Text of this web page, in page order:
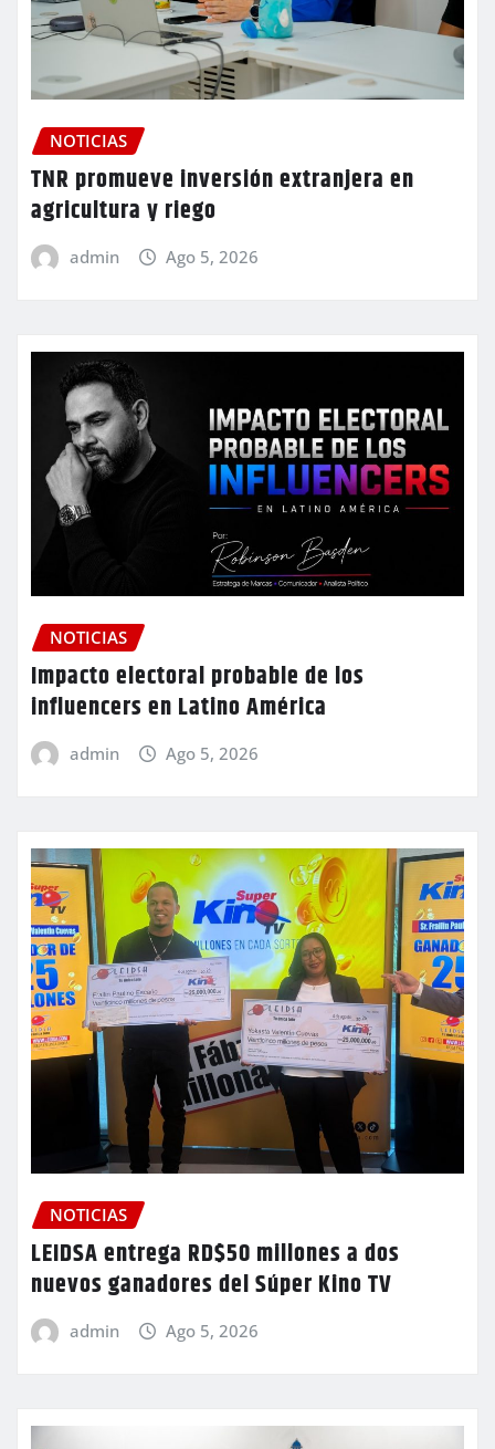
NOTICIAS
TNR promueve inversión extranjera en
agricultura y riego
admin Ago 5, 2026
NOTICIAS
Impacto electoral probable de los
influencers en Latino América
admin Ago 5, 2026
NOTICIAS
LEIDSA entrega RD$50 millones a dos
nuevos ganadores del Súper Kino TV
admin Ago 5, 2026